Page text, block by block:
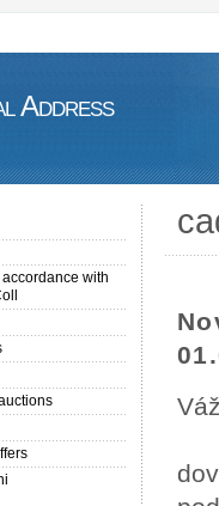
Address
with